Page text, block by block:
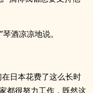
酒凉凉地说。
日本花费了这么长时
都很努力工作，既然这